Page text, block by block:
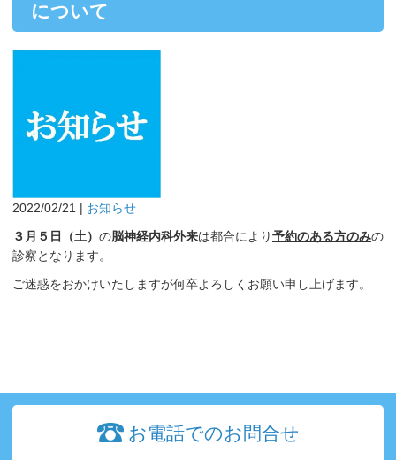
について
2022/02/21 | お知らせ
３月５日（土） の脳神経内科外来は都合により予約のある方のみの
診察となります。
ご迷惑をおかけいたしますが何卒よろしくお願い申し上げます。
お電話でのお問合せ